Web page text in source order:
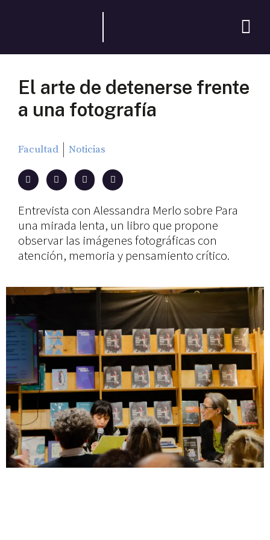
El arte de detenerse frente
a una fotografía
Facultad Noticias
Entrevista con Alessandra Merlo sobre Para
una mirada lenta, un libro que propone
observar las imágenes fotográficas con
atención, memoria y pensamiento crítico.